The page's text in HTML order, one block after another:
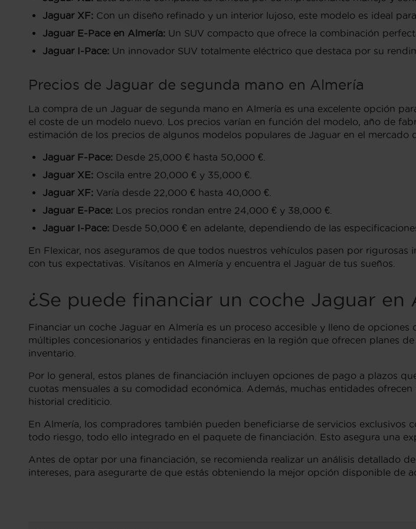
Jaguar XF: Con un diseño refinado y un interior lujoso, este modelo es ideal
Jaguar E-Pace en Almería: Un SUV compacto que ofrece la combinación
Jaguar I-Pace: Un innovador SUV totalmente eléctrico que destaca por su
Precios de Jaguar de segunda mano en Almería
La compra de un Jaguar de segunda mano en Almería es una excelente opción
el coste de un modelo nuevo. Los precios varían en función del modelo, año de
estimación de los precios de algunos modelos populares de Jaguar en el mercado
Jaguar F-Pace: Desde 25,000 € hasta 50,000 €.
Jaguar XE: Oscila entre 20,000 € y 35,000 €.
Jaguar XF: Varía desde 22,000 € hasta 40,000 €.
Jaguar E-Pace: Los precios rondan entre 24,000 € y 38,000 €.
Jaguar I-Pace: Desde 50,000 € en adelante, dependiendo de las
En Flexicar, nos aseguramos de que todos nuestros vehículos pasen por
con tus expectativas. Visítanos en Almería y encuentra el Jaguar de tus sueños.
¿Se puede financiar un coche Jaguar en
Financiar un coche Jaguar en Almería es un proceso accesible y lleno de
múltiples concesionarios y entidades financieras en la región que ofrecen planes
inventario.
Por lo general, estos planes de financiación incluyen opciones de pago a plazos
cuotas mensuales a su comodidad económica. Además, muchas entidades
historial crediticio.
En Almería, los compradores también pueden beneficiarse de servicios
todo riesgo, todo ello integrado en el paquete de financiación. Esto asegura una
Antes de optar por una financiación, se recomienda realizar un análisis detallado
intereses, para asegurarte de que estás obteniendo la mejor opción disponible de